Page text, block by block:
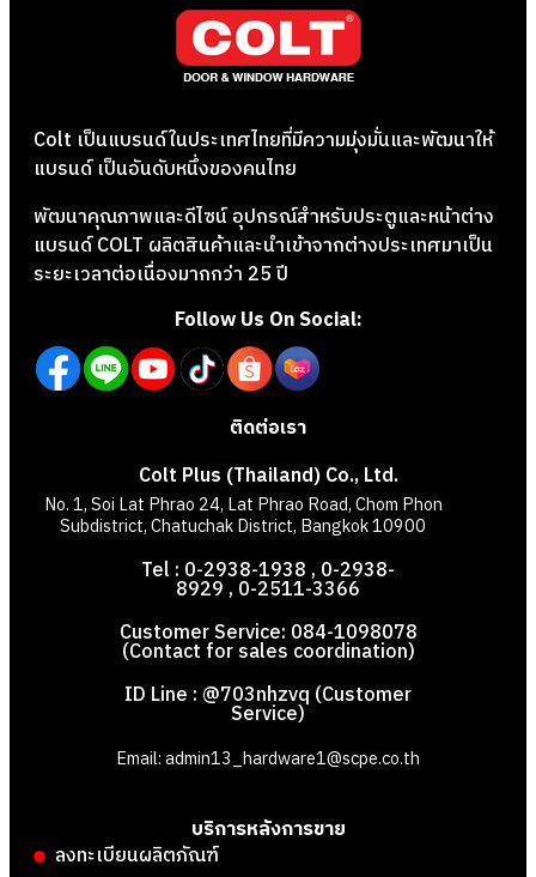
Colt เป็นแบรนด์ในประเทศไทยที่มีความมุ่งมั่นและพัฒนาให้
แบรนด์ เป็นอันดับหนึ่งของคนไทย
พัฒนาคุณภาพและดีไซน์ อุปกรณ์สำหรับประตูและหน้าต่าง
แบรนด์ COLT ผลิตสินค้าและนำเข้าจากต่างประเทศมาเป็น
ระยะเวลาต่อเนื่องมากกว่า 25 ปี
Follow Us On Social:
ติดต่อเรา
Colt Plus (Thailand) Co., Ltd.
No. 1, Soi Lat Phrao 24, Lat Phrao Road, Chom Phon
Subdistrict, Chatuchak District, Bangkok 10900
Tel : 0-2938-1938 , 0-2938-
8929 , 0-2511-3366
Customer Service: 084-1098078
(Contact for sales coordination)
ID Line : @703nhzvq (Customer
Service)
Email: admin13_hardware1@scpe.co.th
บริการหลังการขาย
ลงทะเบียนผลิตภัณฑ์